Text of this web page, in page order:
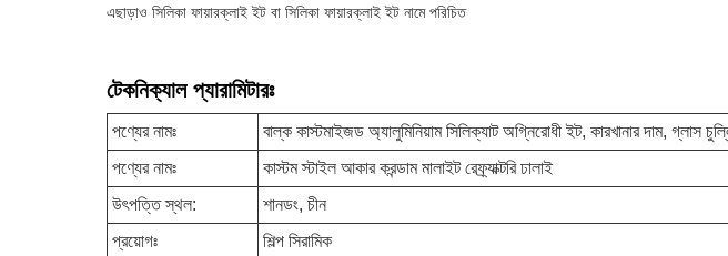
এছাড়াও সিলিকা ফায়ারক্লাই ইট বা সিলিকা ফায়ারক্লাই ইট নামে পরিচিত
টেকনিক্যাল প্যারামিটারঃ
পণ্যের নামঃ
বাল্ক কাস্টমাইজড অ্যালুমিনিয়াম সিলিক্যাট অগ্নিরোধী ইট, কারখানার দাম, গ্লাস
পণ্যের নামঃ
কাস্টম স্টাইল আকার করন্ডাম মালাইট রেফ্র্যাক্টরি ঢালাই
উৎপত্তি স্থল:
শানডং, চীন
প্রয়োগঃ
শিল্প সিরামিক